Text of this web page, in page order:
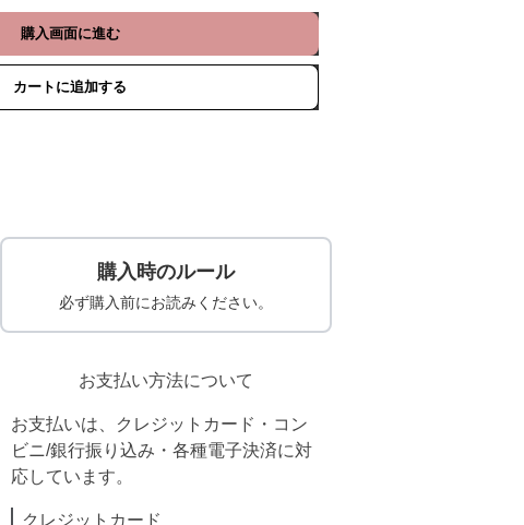
購入画面に進む
カートに追加する
購入時のルール
必ず購入前にお読みください。
お支払い方法について
お支払いは、クレジットカード・コン
ビニ/銀行振り込み・各種電子決済に対
応しています。
クレジットカード